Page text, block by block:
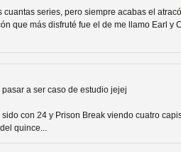
cuantas series, pero siempre acabas el
que más disfruté fue el de me llamo Earl y
a ser caso de estudio jejej
con 24 y Prison Break viendo cuatro
quince...